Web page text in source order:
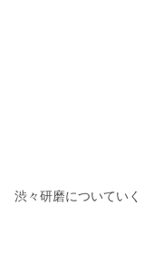
渋々研磨についていく